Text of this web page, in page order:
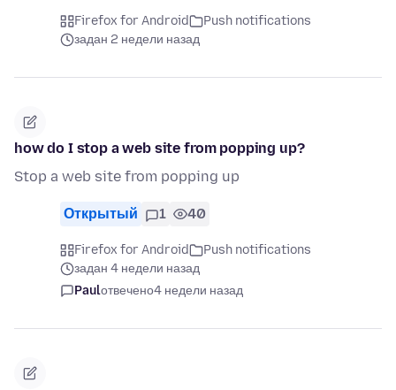
Firefox for Android
Push notifications
задан 2 недели назад
how do I stop a web site from popping up?
Stop a web site from popping up
Открытый 1 40
Firefox for Android
Push notifications
задан 4 недели назад
Paulотвечено4 недели назад